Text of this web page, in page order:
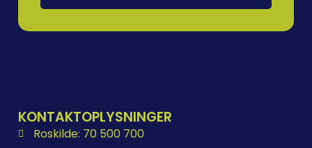
KONTAKTOPLYSNINGER
Roskilde: 70 500 700